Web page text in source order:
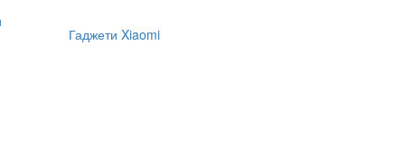
Гаджети Xiaomi